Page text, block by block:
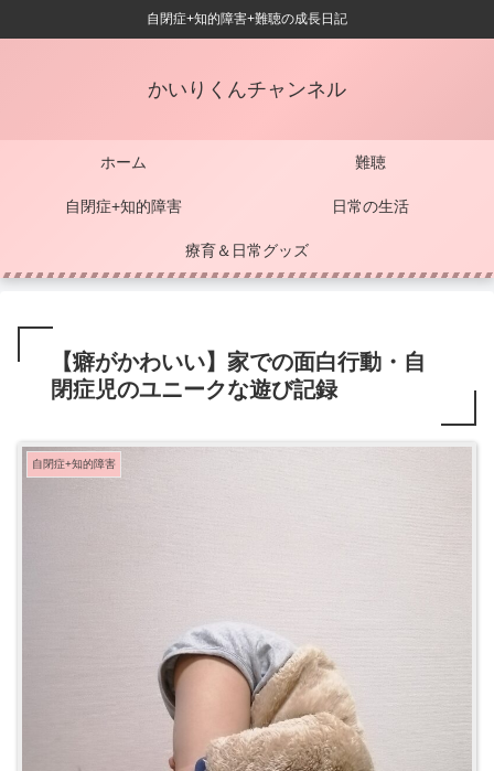
自閉症+知的障害+難聴の成長日記
かいりくんチャンネル
ホーム 難聴
自閉症+知的障害 日常の生活
療育＆日常グッズ
【癖がかわいい】家での面白行動・自
閉症児のユニークな遊び記録
自閉症+知的障害